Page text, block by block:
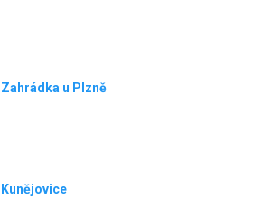
Zahrádka u Plzně
Kunějovice